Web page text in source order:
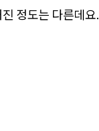
정도는 다른데요.